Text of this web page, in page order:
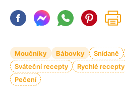
Moučníky Bábovky Snídaně
Sváteční recepty
Rychlé recepty
Pečení